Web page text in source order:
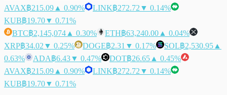
AVAX฿215.09 ▲ 0.90% LINK฿272.72 ▼ 0.14%
KUB฿19.70▼ 0.71%
BTC฿2,145,074 ▲ 0.30% ETH฿63,240.00 ▲ 0.04%
XRP฿34.02 ▼ 0.25% DOGE฿2.31 ▼ 0.17% SOL฿2,530.95 ▲
0.63%
ADA฿6.43▼ 0.47% DOT฿26.65 ▲ 0.45%
AVAX฿215.09 ▲ 0.90% LINK฿272.72 ▼ 0.14%
KUB฿19.70▼ 0.71%